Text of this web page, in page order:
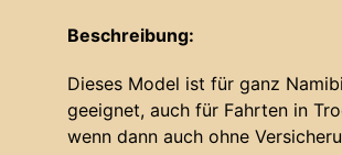
Beschreibung:
Dieses Model ist für ganz
geeignet, auch für Fahrten in
wenn dann auch ohne